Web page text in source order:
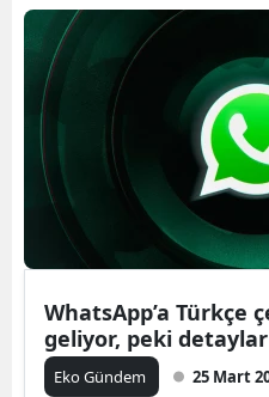
WhatsApp’a Türkçe
geliyor, peki
Eko Gündem 25 Mart